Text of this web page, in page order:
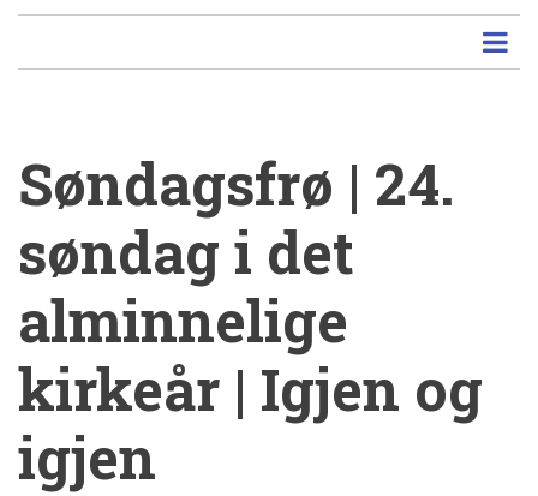
Søndagsfrø | 24.
søndag i det
alminnelige
kirkeår | Igjen og
igjen